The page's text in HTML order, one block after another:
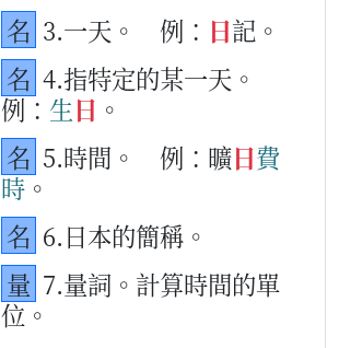
名 3.一天。 例： 日記。
名 4.指特定的某一天。
例： 生日 。
名 5.時間。 例：曠日費
時。
名 6.日本的簡稱。
量 7.量詞。計算時間的單
位。